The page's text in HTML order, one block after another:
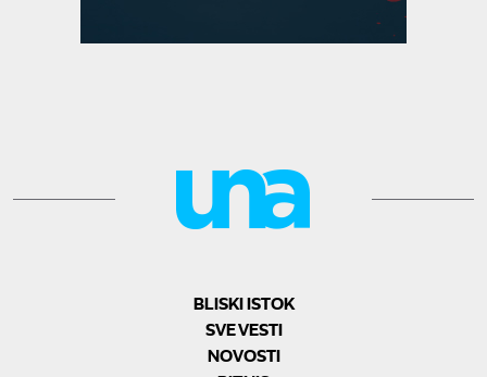
BLISKI ISTOK
SVE VESTI
NOVOSTI